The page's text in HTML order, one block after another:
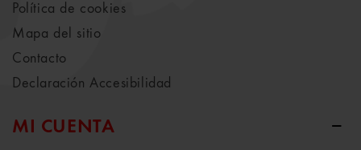
Política de cookies
Mapa del sitio
Contacto
Declaración Accesibilidad
MI CUENTA